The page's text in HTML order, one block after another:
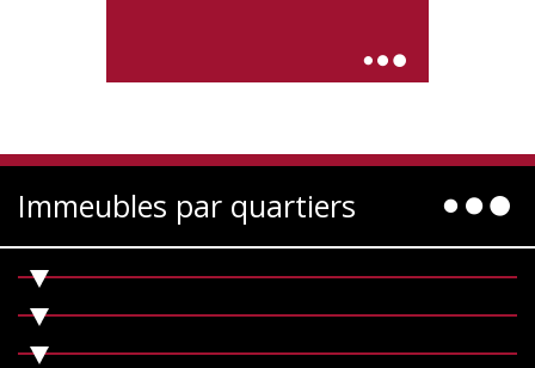
Immeubles par quartiers